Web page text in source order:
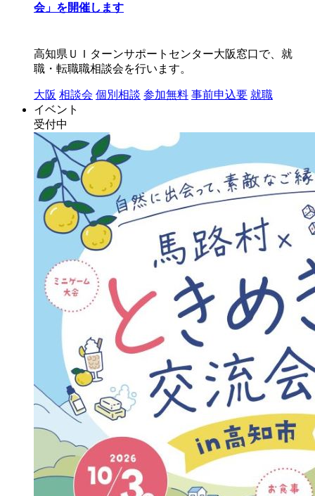
会」を開催します
高知県ＵＩターンサポートセンター大阪窓口で、就
職・転職職相談会を行います。
大阪 相談会 個別相談 参加無料 事前申込要 就職
イベント
受付中